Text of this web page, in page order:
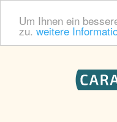
Um Ihnen ein
zu. weitere